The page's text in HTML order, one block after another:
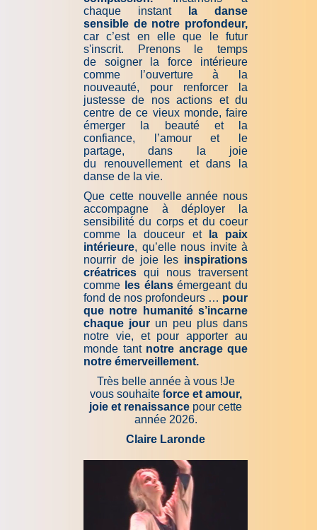
chaque instant
la danse
sensible de notre profondeur,
car c’est en elle que le futur
s'inscrit. Prenons le temps
de soigner la force intérieure
comme l’ouverture à la
nouveauté, pour renforcer la
justesse de nos actions et du
centre de ce vieux monde, faire
émerger la beauté et la
confiance, l’amour et le
partage, dans la joie
du renouvellement et dans la
danse de la vie.
Que cette nouvelle année nous
accompagne à déployer la
sensibilité du corps et du coeur
comme la douceur et
la paix
intérieure, qu’elle nous invite à
nourrir de joie les inspirations
créatrices qui nous traversent
comme les élansémergeant du
fond de nos profondeurs … pour
que notre humanité s’incarne
chaque jour un peu plus dans
notre vie, et pour apporter au
monde tant notre ancrage que
notre émerveillement.
Très belle année à vous !Je
vous souhaite force et amour,
joie et renaissance pour cette
année 2026.
Claire Laronde